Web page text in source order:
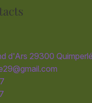
d'Ars 29300 Quimperlé